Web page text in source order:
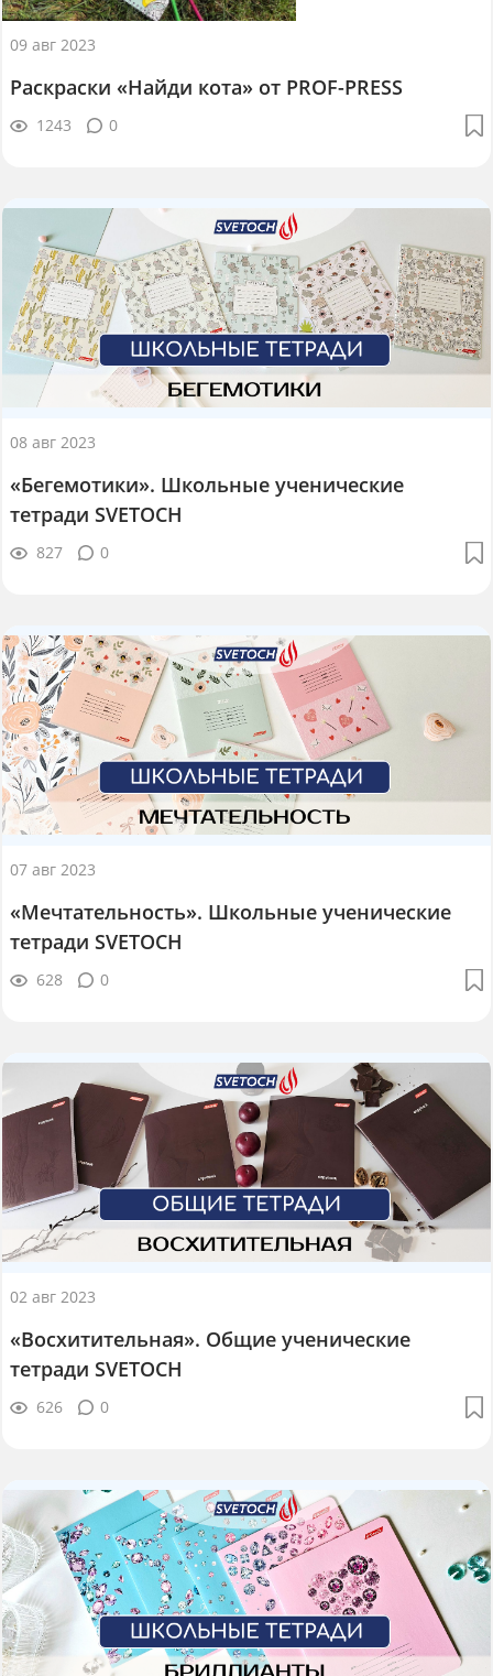
09 авг 2023
Раскраски «Найди кота» от PROF-PRESS
1243 0
08 авг 2023
«Бегемотики». Школьные ученические
тетради SVETOCH
827 0
07 авг 2023
«Мечтательность». Школьные ученические
тетради SVETOCH
628 0
02 авг 2023
«Восхитительная». Общие ученические
тетради SVETOCH
626 0